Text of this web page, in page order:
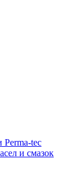
Perma-tec
и смазок